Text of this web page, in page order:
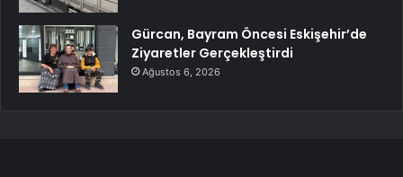
Gürcan, Bayram Öncesi Eskişehir’de
Ziyaretler Gerçekleştirdi
Ağustos 6, 2026